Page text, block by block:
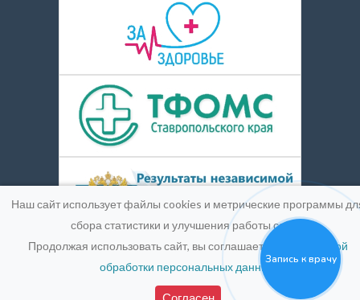
Medpic LLC.Лицензия:ЛО-26-01-004900 от
25 марта 2019 г.
Наш сайт использует файлы cookies и метрические программы
сбора статистики и улучшения работы сайта.
Продолжая использовать сайт, вы соглашаетесь с
Политикой
обработки персональных данных.
Запись к врачу